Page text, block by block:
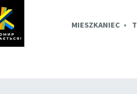
MIESZKANIEC